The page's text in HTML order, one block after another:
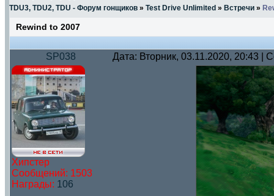
TDU3, TDU2, TDU - Форум гонщиков » Test Drive Unlimited » Встречи »
Rewind to 2007
SP038 Дата: Вторник, 03.11.2020, 20:43 |
Хипстер
Сообщений: 1503
Награды: 106